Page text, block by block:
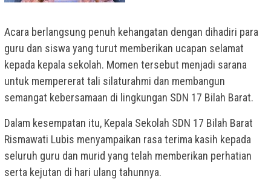
Acara berlangsung penuh kehangatan dengan dihadiri para
guru dan siswa yang turut memberikan ucapan selamat
kepada kepala sekolah. Momen tersebut menjadi sarana
untuk mempererat tali silaturahmi dan membangun
semangat kebersamaan di lingkungan SDN 17 Bilah Barat.
Dalam kesempatan itu, Kepala Sekolah SDN 17 Bilah Barat
Rismawati Lubis menyampaikan rasa terima kasih kepada
seluruh guru dan murid yang telah memberikan perhatian
serta kejutan di hari ulang tahunnya.